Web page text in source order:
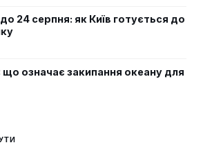
24 серпня: як Київ готується до
що означає закипання океану для